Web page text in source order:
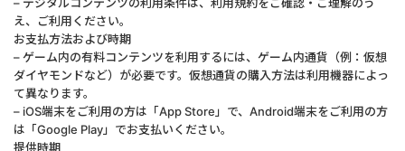
え、ご利用ください。
お支払方法および時期
– ゲーム内の有料コンテンツを利用するには、ゲーム内通貨（例：仮想
ダイヤモンドなど）が必要です。仮想通貨の購入方法は利用機器によっ
て異なります。
– iOS端末をご利用の方は「App Store」で、Android端末をご利用の方
は「Google Play」でお支払いください。
提供時期